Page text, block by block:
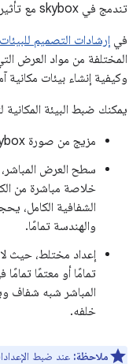
تندمج في skybox مع تأثير اختلاف المنظر.
في إرشادات التصميم للبيئات
المختلفة من مواد العرض
وكيفية إنشاء بيئات مكانية
يمكنك ضبط البيئة المكانية
مزيج من صورة skybox وهندسة glTF
سطح العرض
خلاصة مباشرة من
والهندسة تمامًا.
إعداد مختلط، حيث
تمامًا أو معتمًا
خلفه.
ملاحظة: عند ضبط